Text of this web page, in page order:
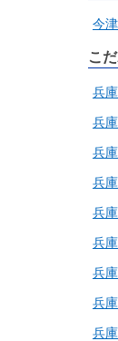
今
こ
兵
兵
兵
兵
兵
兵
兵
兵
兵